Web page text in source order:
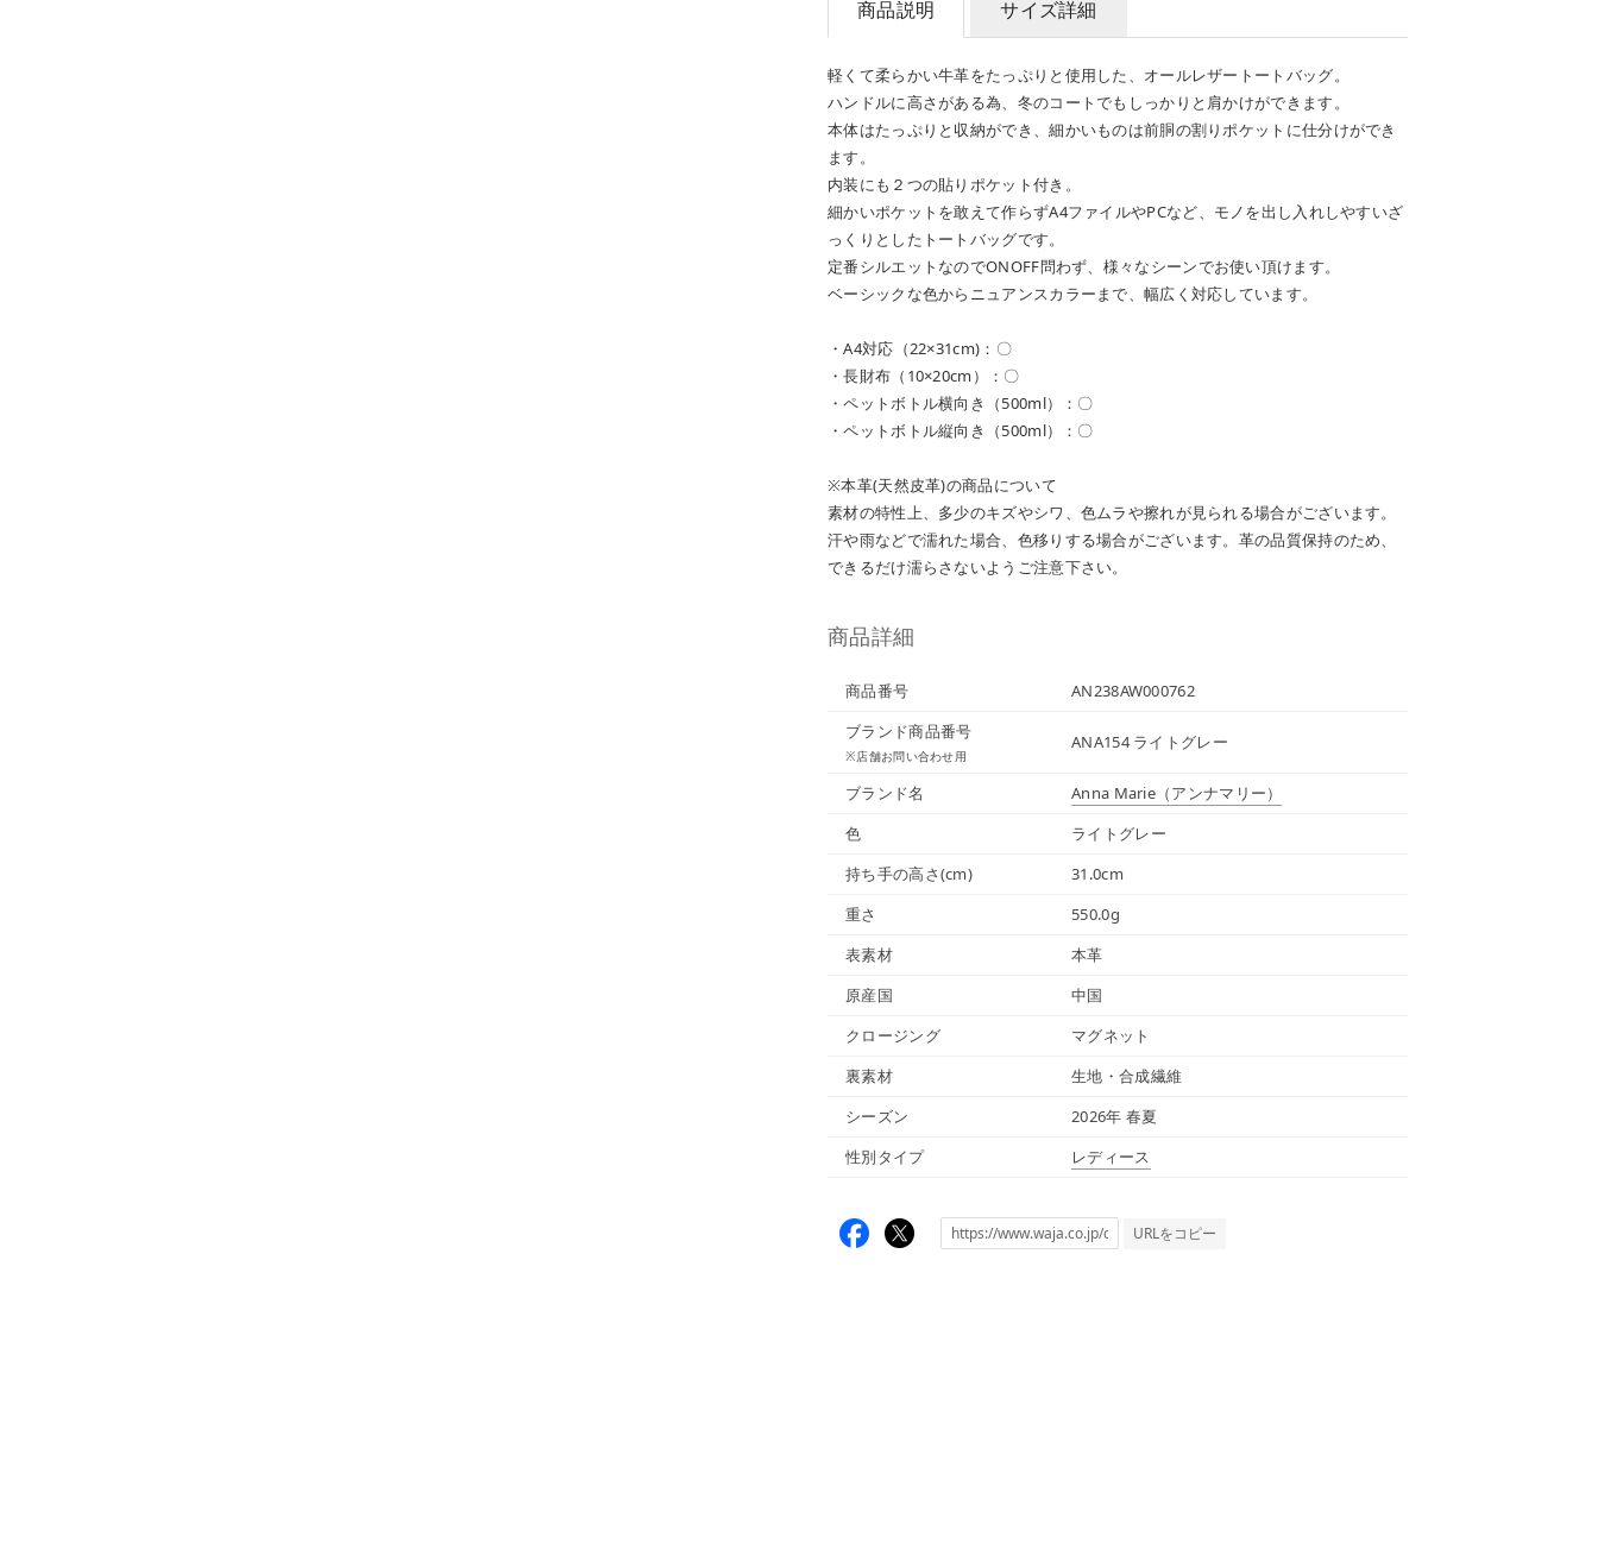
商品説明 サイズ詳細
軽くて柔らかい牛革をたっぷりと使用した、オールレザートートバッグ。
ハンドルに高さがある為、冬のコートでもしっかりと肩かけができます。
本体はたっぷりと収納ができ、細かいものは前胴の割りポケットに仕分けができ
ます。
内装にも２つの貼りポケット付き。
細かいポケットを敢えて作らずA4ファイルやPCなど、モノを出し入れしやすいざ
っくりとしたトートバッグです。
定番シルエットなのでONOFF問わず、様々なシーンでお使い頂けます。
ベーシックな色からニュアンスカラーまで、幅広く対応しています。
・A4対応（22×31cm)：〇
・長財布（10×20cm）：〇
・ペットボトル横向き（500ml）：〇
・ペットボトル縦向き（500ml）：〇
※本革(天然皮革)の商品について
素材の特性上、多少のキズやシワ、色ムラや擦れが見られる場合がございます。
汗や雨などで濡れた場合、色移りする場合がございます。革の品質保持のため、
できるだけ濡らさないようご注意下さい。
商品詳細
商品番号
AN238AW000762
ブランド商品番号
※店舗お問い合わせ用
ANA154 ライトグレー
ブランド名 Anna Marie （アンナマリー）
色
ライトグレー
持ち手の高さ(cm)
31.0cm
重さ
550.0g
表素材
本革
原産国
中国
クロージング
マグネット
裏素材
生地・合成繊維
シーズン
2026年 春夏
性別タイプ
レディース
URLをコピー